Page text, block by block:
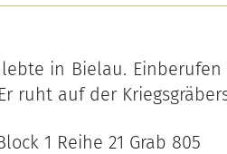
in Bielau. Einberufen
ruht auf der
1 Reihe 21 Grab 805